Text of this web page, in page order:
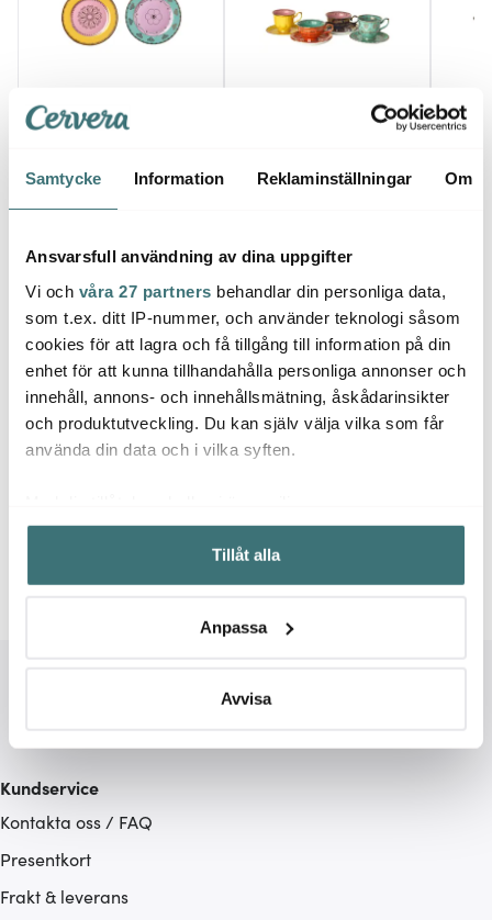
Samtycke Information Reklaminställningar Om
Ansvarsfull användning av dina uppgifter
Vi och våra 27 partners behandlar din personliga data,
som t.ex. ditt IP-nummer, och använder teknologi såsom
cookies för att lagra och få tillgång till information på din
enhet för att kunna tillhandahålla personliga annonser och
innehåll, annons- och innehållsmätning, åskådarinsikter
och produktutveckling. Du kan själv välja vilka som får
använda din data och i vilka syften.
Samla in information om din geografiska plats som
kan ha en noggrannhet på upp till flera meter
Identifiera din enhet genom att aktivt skanna den för
Ta reda på mer om hur dina personliga uppgifter
Du kan ändra eller dra tillbaka ditt samtycke när som
ska anpassas efter det som vi tror att du tycker om. Det
gör också att vi kan analysera vår trafik och göra
hemsidan ännu bättre. Du bestämmer själv vilka cookies
Tillåt alla
Anpassa
Avvisa
Grandpa assiett 19 cm
I lager
Grandpa Tekopp med
Låt dig inspireras av våra kunder
Kundservice
Kontakta oss / FAQ
Presentkort
Frakt & leverans